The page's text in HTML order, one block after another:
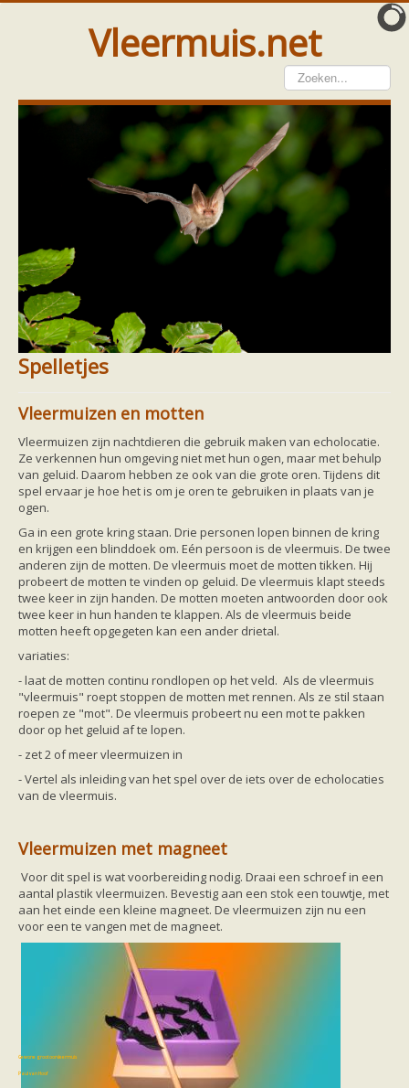
Vleermuis.net
Vleermuis gezien
Waarneming doorgeven
Wat doen wij met meldingen
Telinstructie
Waarnemingen doorgeven elders
Hulp
Vleermuis gevonden
Vanginstructie
Hulp per email
Hulp per provincie
Drenthe
Gelderland
Groningen
Friesland
Noord-Brabant
Noord-Holland
Overijssel
Utrecht
Zuid-Holland
Vleermuizen en ziektes
Bescherming
Soortbescherming
Gebiedsbescherming
Hulp bij bouwplannen en bomenkap
Vleermuisprotocol
Knelpunten in vleermuisbescherming
Doe mee
vleermuiskasten kopen/ ophangen
Meedoen
Landelijk zoogdierwerkgroepen
Regionale of provinciale werkgroepen
Jeugd
Internationaal
Landelijke natuurverenigingen
Aankondiging activiteiten
Ik ben op zoek naar een detector
Ecologie en soorten
Hoe vleermuizen leven
Voedsel en jagen
Verblijfplaatsen
Echolocatie
Baardvleermuis
Bechsteins vleermuis
Bosvleermuis
Brandt's vleermuis
Bruine of gewone grootoorvleermuis
Franjestaart
Gewone dwergvleermuis
Gewone grootoorvleermuis
Paul van Hoof
Home Kinderpagina Spelletjes
Spelletjes
Vleermuizen en motten
Vleermuizen zijn nachtdieren die gebruik maken van echolocatie.
Ze verkennen hun omgeving niet met hun ogen, maar met behulp
van geluid. Daarom hebben ze ook van die grote oren. Tijdens dit
spel ervaar je hoe het is om je oren te gebruiken in plaats van je
ogen.
Ga in een grote kring staan. Drie personen lopen binnen de kring
en krijgen een blinddoek om. Eén persoon is de vleermuis. De twee
anderen zijn de motten. De vleermuis moet de motten tikken. Hij
probeert de motten te vinden op geluid. De vleermuis klapt steeds
twee keer in zijn handen. De motten moeten antwoorden door ook
twee keer in hun handen te klappen. Als de vleermuis beide
motten heeft opgegeten kan een ander drietal.
variaties:
- laat de motten continu rondlopen op het veld. Als de vleermuis
"vleermuis" roept stoppen de motten met rennen. Als ze stil staan
roepen ze "mot". De vleermuis probeert nu een mot te pakken
door op het geluid af te lopen.
- zet 2 of meer vleermuizen in
- Vertel als inleiding van het spel over de iets over de echolocaties
van de vleermuis.
Vleermuizen met magneet
Voor dit spel is wat voorbereiding nodig. Draai een schroef in een
aantal plastik vleermuizen. Bevestig aan een stok een touwtje, met
aan het einde een kleine magneet. De vleermuizen zijn nu een
voor een te vangen met de magneet.